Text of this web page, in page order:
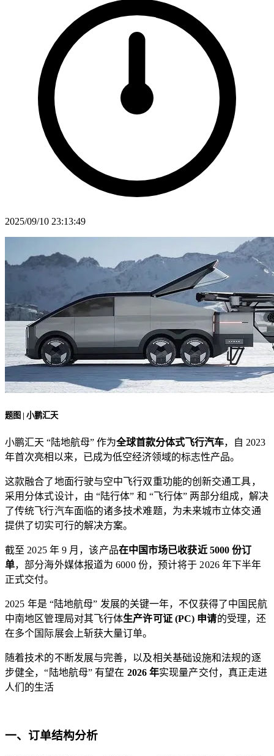
2025/09/10 23:13:49
题图 | 小鹏汇天
小鹏汇天 “陆地航母” 作为全球首款分体式飞行汽车，自 2023
年首次亮相以来，已成为低空经济领域的标志性产品。
这款融合了地面行驶与空中飞行双重功能的创新交通工具，
采用分体式设计，由 “陆行体” 和 “飞行体” 两部分组成，解决
了传统飞行汽车面临的诸多技术难题，为未来城市立体交通
提供了切实可行的解决方案。
截至 2025 年 9 月，该产品在中国市场已收获近 5000 份订
单，部分海外媒体报道为 6000 份，预计将于 2026 年下半年
正式交付。
2025 年是 “陆地航母” 发展的关键一年，不仅获得了中国民航
中南地区管理局对其飞行体生产许可证 (PC) 申请的受理，还
在多个国际展会上斩获大量订单。
随着技术的不断发展与完善，以及相关基础设施和法规的逐
步健全，“陆地航母” 有望在 2026 年实现量产交付，真正走进
人们的生活
一、订单结构分析